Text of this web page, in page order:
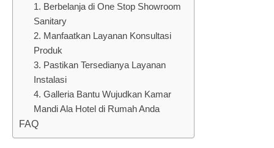
1. Berbelanja di One Stop Showroom
Sanitary
2. Manfaatkan Layanan Konsultasi
Produk
3. Pastikan Tersedianya Layanan
Instalasi
4. Galleria Bantu Wujudkan Kamar
Mandi Ala Hotel di Rumah Anda
FAQ